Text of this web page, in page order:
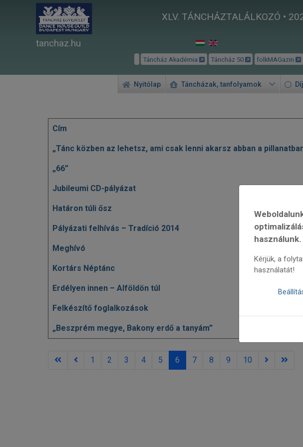
XLV. TÁNCHÁZTALÁLKOZÓ •
tanchaz.hu
Táncház Akadémia Táncház 50 folkMAGazin
Nyitólap Táncházak, tanfolyamok
Cikkek
Cím
„Tánc közben az lehetsz, ami csak lenni akarsz abban a
„66”
Jubileumi CD-pályázat
Határon túli ősz
Pályázati felhívás – Tradíció 2014
Meghívó
Kortárs Néptánc
Erdélyen innen – Alföldön túl
Felkészítő foglalkozások
„Beszprém megye, Bakony erdő a tanyám”
1 2 3 4 5 6 7 8 9 10
használunk.
Kérjük, a
használatát!